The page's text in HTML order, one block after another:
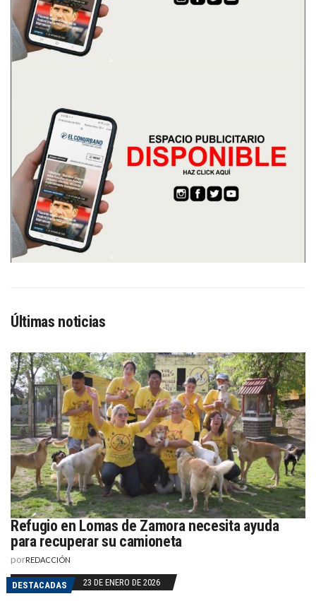
Últimas noticias
Refugio en Lomas de Zamora necesita ayuda
para recuperar su camioneta
porREDACCIÓN
DESTACADAS 23 DE ENERO DE 2026